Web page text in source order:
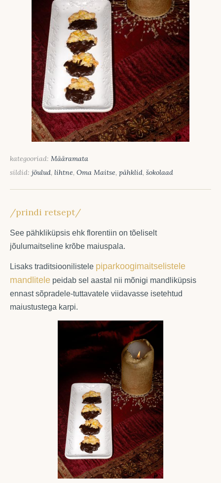
kategooriad: Määramata
sildid: jõulud, lihtne, Oma Maitse, pähklid, šokolaad
/prindi retsept/
See pähkliküpsis ehk florentiin on tõeliselt
jõulumaitseline krõbe maiuspala.
Lisaks traditsioonilistele piparkoogimaitselistele
mandlitele peidab sel aastal nii mõnigi mandliküpsis
ennast sõpradele-tuttavatele viidavasse isetehtud
maiustustega karpi.